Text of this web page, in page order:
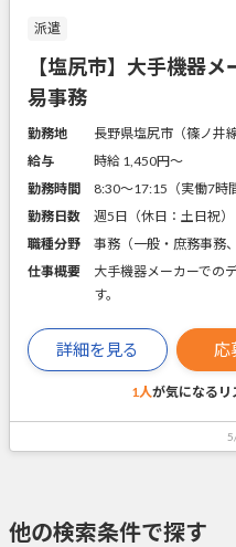
派遣
【塩尻市】大手機器
易事務
勤務地
長野県塩尻市（篠ノ井
給与
時給 1,450円〜
勤務時間
8:30～17:15（実働7時
勤務日数
週5日（休日：土日祝）
職種分野
事務（一般・庶務事務
仕事概要
大手機器メーカーでの
す。
詳細を見る 応
1人が気になるリ
他の検索条件で探す